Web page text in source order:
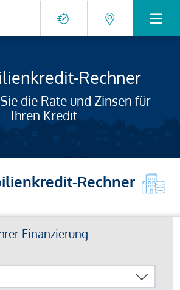
Rechner
die Rate und Zinsen für
Ihren Kredit
Rechner